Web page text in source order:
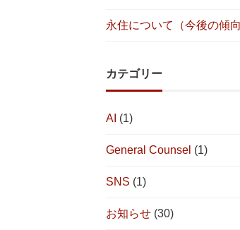
永住について（今後の傾向
カテゴリー
AI (1)
General Counsel (1)
SNS (1)
お知らせ (30)